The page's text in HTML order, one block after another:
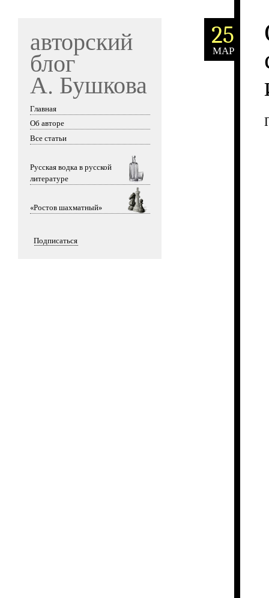
авторский
блог
А. Бушкова
Skip to content
Главная
Об авторе
Все статьи
Русская водка в русской
литературе
«Ростов шахматный»
Подписаться
25
МАР